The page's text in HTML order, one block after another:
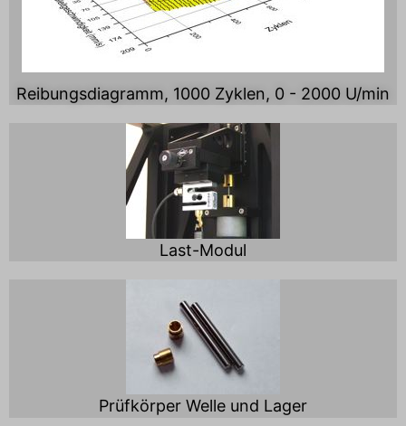
Reibungsdiagramm, 1000 Zyklen, 0 - 2000 U/min
Last-Modul
Prüfkörper Welle und Lager